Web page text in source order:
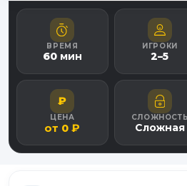
ВРЕМЯ
60мин
ИГРОКИ
2–5
₽
ЦЕНА
от 0 ₽
СЛОЖНОСТЬ
Сложная